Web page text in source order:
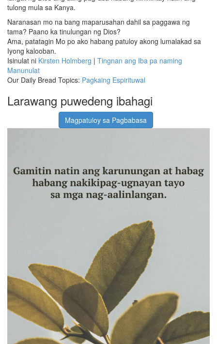
tulong mula sa Kanya.
Naranasan mo na bang maparusahan dahil sa paggawa ng
tama? Paano ka tinulungan ng Dios?
Ama, patatagin Mo po ako habang patuloy akong lumalakad sa
Iyong kalooban.
Isinulat ni Kirsten Holmberg | Tingnan ang Iba pa naming
Manunulat
Our Daily Bread Topics: Pagkaing Espirituwal
Larawang puwedeng ibahagi
Magpatuloy sa Pagbabasa